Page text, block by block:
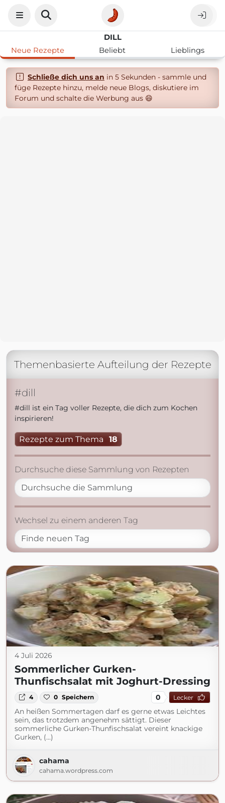
DILL
Neue Rezepte
Beliebt Lieblings
Schließe dich uns an in 5 Sekunden - sammle und
füge Rezepte hinzu, melde neue Blogs, diskutiere im
Forum und schalte die Werbung aus 😄
Themenbasierte Aufteilung der Rezepte
#dill
#dill ist ein Tag voller Rezepte, die dich zum Kochen
inspirieren!
Rezepte zum Thema 18
Durchsuche diese Sammlung von Rezepten
Wechsel zu einem anderen Tag
4 Juli 2026
Sommerlicher Gurken-
Thunfischsalat mit Joghurt-Dressing
4 0 Speichern 0 Lecker
An heißen Sommertagen darf es gerne etwas Leichtes
sein, das trotzdem angenehm sättigt. Dieser
sommerliche Gurken-Thunfischsalat vereint knackige
Gurken, (...)
cahama
cahama.wordpress.com